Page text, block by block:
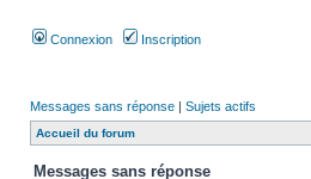
Connexion Inscription
Messages sans réponse | Sujets actifs
Accueil du forum
Messages sans réponse